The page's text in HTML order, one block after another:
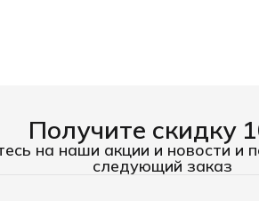
Получите скидку
на наши акции и новости и
следующий заказ